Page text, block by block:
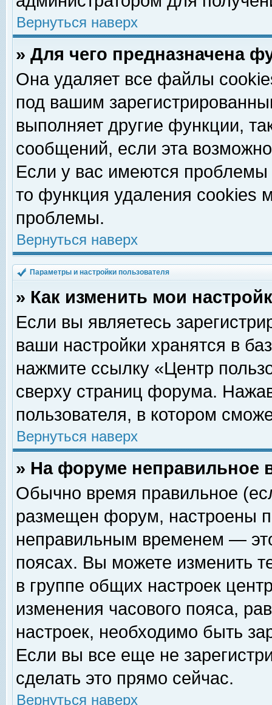
Вернуться наверх
» Для чего предназначена
Она удаляет все файлы
под вашим
выполняет другие функции,
сообщений, если эта
Если у вас имеются
то функция удаления cookies
проблемы.
Вернуться наверх
Параметры и настройки пользователя
» Как изменить мои
Если вы являетесь
ваши настройки хранятся в
нажмите ссылку «Центр
сверху страниц форума.
пользователя, в котором
Вернуться наверх
» На форуме неправильное
Обычно время правильное
размещен форум, настроены
неправильным временем —
поясах. Вы можете изменить
в группе общих настроек
изменения часового пояса,
настроек, необходимо быть
Если вы все еще не
сделать это прямо сейчас.
Вернуться наверх